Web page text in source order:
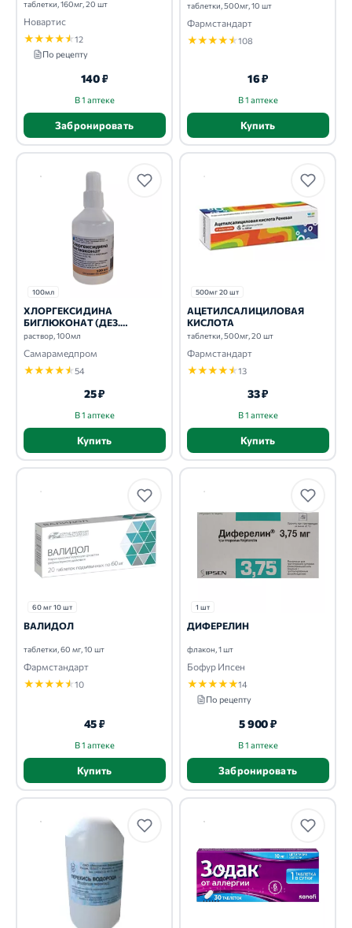
таблетки, 160мг, 20 шт
Новартис
★★★★★12
По рецепту
140 ₽
В 1 аптеке
Забронировать
таблетки, 500мг, 10 шт
Фармстандарт
★★★★★108
16 ₽
В 1 аптеке
Купить
100мл
ХЛОРГЕКСИДИНА
БИГЛЮКОНАТ (ДЕЗ.
СРЕДСТВО)
раствор, 100мл
Самарамедпром
★★★★★ 54
25 ₽
В 1 аптеке
Купить
500мг 20 шт
АЦЕТИЛСАЛИЦИЛОВАЯ
КИСЛОТА
таблетки, 500мг, 20 шт
Фармстандарт
★★★★★13
33 ₽
В 1 аптеке
Купить
60 мг 10 шт
ВАЛИДОЛ
таблетки, 60 мг, 10 шт
Фармстандарт
★★★★★10
45 ₽
В 1 аптеке
Купить
1 шт
ДИФЕРЕЛИН
флакон, 1 шт
Бофур Ипсен
★★★★★14
По рецепту
5 900 ₽
В 1 аптеке
Забронировать